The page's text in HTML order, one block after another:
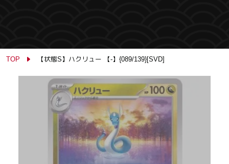
TOP 【状態S】ハクリュー 【-】{089/139}[SVD]